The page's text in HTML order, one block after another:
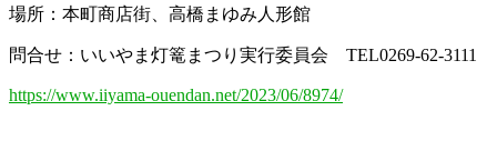
場所：本町商店街、高橋まゆみ人形館
問合せ：いいやま灯篭まつり実行委員会 TEL0269-62-3111
https://www.iiyama-ouendan.net/2023/06/8974/